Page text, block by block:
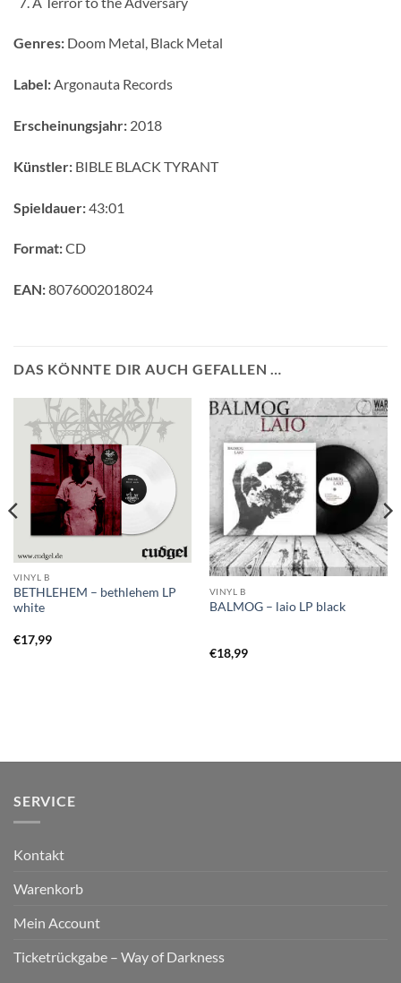
Genres: Doom Metal, Black Metal
Label:Argonauta Records
Erscheinungsjahr: 2018
Künstler: BIBLE BLACK TYRANT
Spieldauer:43:01
Format:CD
EAN:8076002018024
DAS KÖNNTE DIR AUCH GEFALLEN …
VINYL B
BETHLEHEM – bethlehem LP
white
€17,99
VINYL B
BALMOG – laio LP black
€18,99
SERVICE
Kontakt
Warenkorb
Mein Account
Ticketrückgabe – Way of Darkness